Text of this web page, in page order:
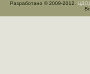
Разработано © 2009-2012.